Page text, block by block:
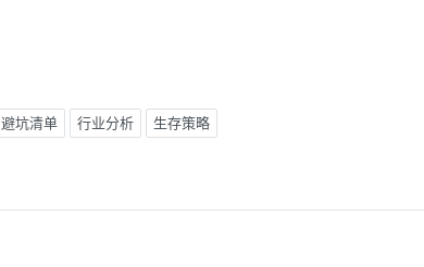
避坑清单 行业分析 生存策略